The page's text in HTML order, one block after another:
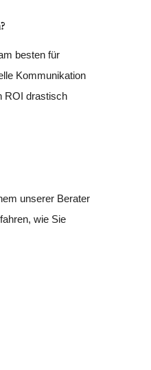
besten für
Kommunikation
ROI drastisch
unserer Berater
wie Sie